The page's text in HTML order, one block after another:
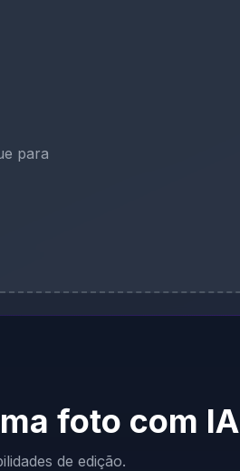
para
foto com IA
de edição.